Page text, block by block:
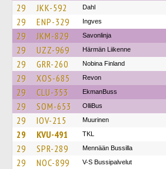
29 JKK-592 Dahl
29 ENP-329 Ingves
29 JKM-829 Savonlinja
29 UZZ-969 Härmän Liikenne
29 GRR-260 Nobina Finland
29 XOS-685 Revon
29 CLU-353 EkmanBuss
29 SOM-653 OlliBus
29 IOV-215 Muurinen
29 KVU-491 TKL
29 SPR-289 Mennään Bussilla
29 NOC-899 V-S Bussipalvelut